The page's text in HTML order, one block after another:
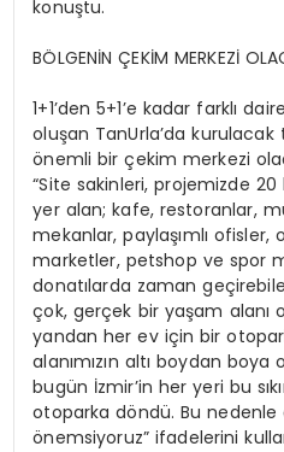
konuştu.
BÖLGENİN ÇEKİM MERKEZİ
1+1’den 5+1’e kadar farklı
oluşan TanUrla’da
önemli bir çekim merkezi
“Site sakinleri, projemizde
yer alan; kafe, restoranlar,
mekanlar, paylaşımlı ofisler,
marketler, petshop ve spor
donatılarda zaman
çok, gerçek bir yaşam alanı
yandan her ev için bir
alanımızın altı boydan
bugün İzmir’in her yeri bu
otoparka döndü. Bu nedenle
önemsiyoruz” ifadelerini